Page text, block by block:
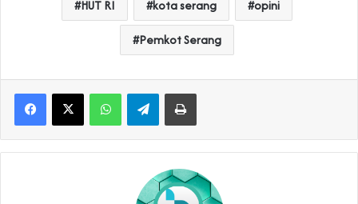
HUT RI kota serang opini
Pemkot Serang
WhatsAppTelegramPrint